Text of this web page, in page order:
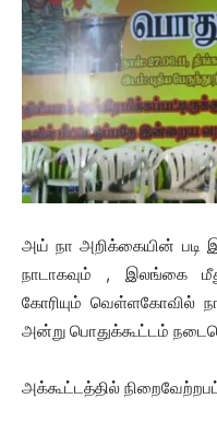
அய் நா அறிக்கையின்
நாடாகவும் , இலங்கை
கோரியும் வெள்ளகோவில்
அன்று பொதுக்கூட்டம்
அக்கூட்டத்தில்